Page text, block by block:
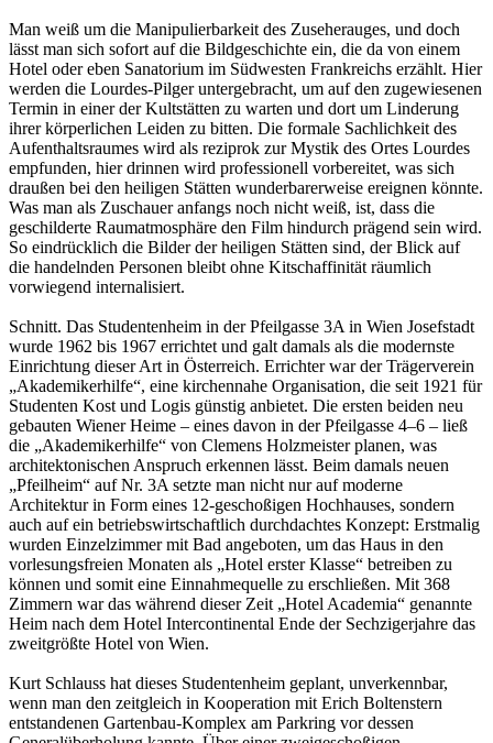
Man weiß um die Manipulierbarkeit des Zuseherauges, und doch
lässt man sich sofort auf die Bildgeschichte ein, die da von einem
Hotel oder eben Sanatorium im Südwesten Frankreichs erzählt. Hier
werden die Lourdes-Pilger untergebracht, um auf den zugewiesenen
Termin in einer der Kultstätten zu warten und dort um Linderung
ihrer körperlichen Leiden zu bitten. Die formale Sachlichkeit des
Aufenthaltsraumes wird als reziprok zur Mystik des Ortes Lourdes
empfunden, hier drinnen wird professionell vorbereitet, was sich
draußen bei den heiligen Stätten wunderbarerweise ereignen könnte.
Was man als Zuschauer anfangs noch nicht weiß, ist, dass die
geschilderte Raumatmosphäre den Film hindurch prägend sein wird.
So eindrücklich die Bilder der heiligen Stätten sind, der Blick auf
die handelnden Personen bleibt ohne Kitschaffinität räumlich
vorwiegend internalisiert.
Schnitt. Das Studentenheim in der Pfeilgasse 3A in Wien Josefstadt
wurde 1962 bis 1967 errichtet und galt damals als die modernste
Einrichtung dieser Art in Österreich. Errichter war der Trägerverein
„Akademikerhilfe“, eine kirchennahe Organisation, die seit 1921 für
Studenten Kost und Logis günstig anbietet. Die ersten beiden neu
gebauten Wiener Heime – eines davon in der Pfeilgasse 4–6 – ließ
die „Akademikerhilfe“ von Clemens Holzmeister planen, was
architektonischen Anspruch erkennen lässt. Beim damals neuen
„Pfeilheim“ auf Nr. 3A setzte man nicht nur auf moderne
Architektur in Form eines 12-geschoßigen Hochhauses, sondern
auch auf ein betriebswirtschaftlich durchdachtes Konzept: Erstmalig
wurden Einzelzimmer mit Bad angeboten, um das Haus in den
vorlesungsfreien Monaten als „Hotel erster Klasse“ betreiben zu
können und somit eine Einnahmequelle zu erschließen. Mit 368
Zimmern war das während dieser Zeit „Hotel Academia“ genannte
Heim nach dem Hotel Intercontinental Ende der Sechzigerjahre das
zweitgrößte Hotel von Wien.
Kurt Schlauss hat dieses Studentenheim geplant, unverkennbar,
wenn man den zeitgleich in Kooperation mit Erich Boltenstern
entstandenen Gartenbau-Komplex am Parkring vor dessen